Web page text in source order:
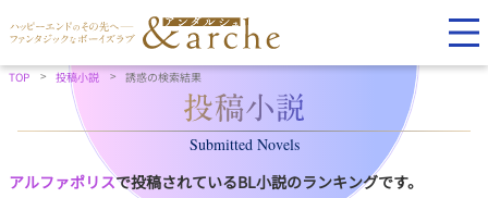
TOP 投稿小説 誘惑の検索結果
Submitted Novels
アルファポリスで投稿されているBL小説のランキングです。